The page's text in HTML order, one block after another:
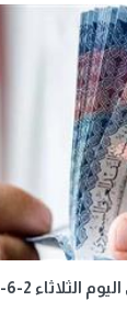
6-2026 في البنوك